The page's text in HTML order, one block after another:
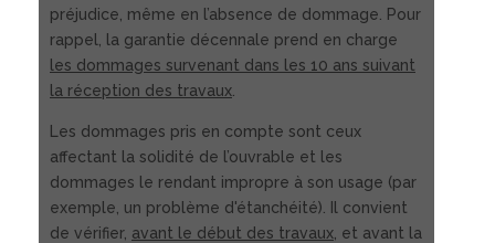
préjudice, même en l’absence de dommage. Pour
rappel, la garantie décennale prend en charge
les dommages survenant dans les 10 ans suivant
la réception des travaux
Les dommages pris en compte sont ceux
affectant la solidité de l’ouvrable et les
dommages le rendant impropre à son usage (par
exemple, un problème d'étanchéité). Il convient
de vérifier, avant le début des travaux , et avant la